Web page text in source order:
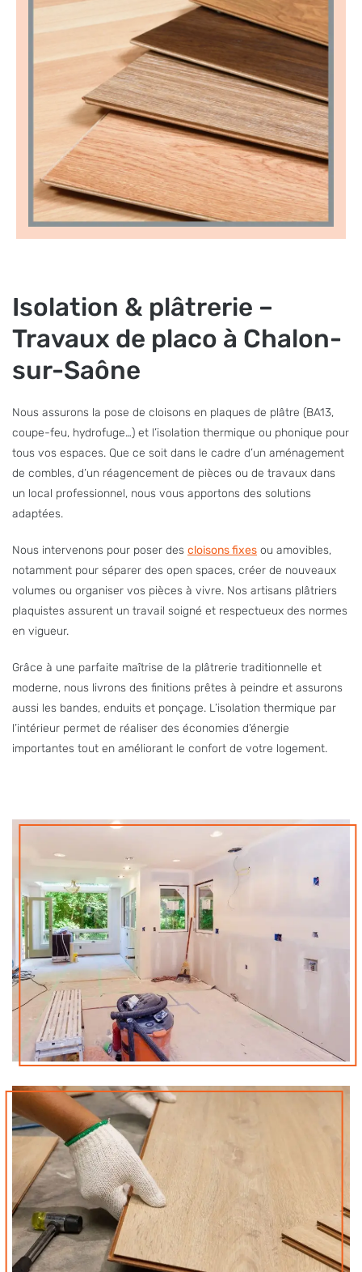
Isolation & plâtrerie –
Travaux de placo à Chalon-
sur-Saône
Nous assurons la pose de cloisons en plaques de plâtre (BA13,
coupe-feu, hydrofuge…) et l’isolation thermique ou phonique pour
tous vos espaces. Que ce soit dans le cadre d’un aménagement
de combles, d’un réagencement de pièces ou de travaux dans
un local professionnel, nous vous apportons des solutions
adaptées.
Nous intervenons pour poser des cloisons fixes ou amovibles,
notamment pour séparer des open spaces, créer de nouveaux
volumes ou organiser vos pièces à vivre. Nos artisans plâtriers
plaquistes assurent un travail soigné et respectueux des normes
en vigueur.
Grâce à une parfaite maîtrise de la plâtrerie traditionnelle et
moderne, nous livrons des finitions prêtes à peindre et assurons
aussi les bandes, enduits et ponçage. L’isolation thermique par
l’intérieur permet de réaliser des économies d’énergie
importantes tout en améliorant le confort de votre logement.